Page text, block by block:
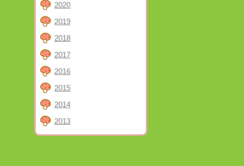
2020
2019
2018
2017
2016
2015
2014
2013